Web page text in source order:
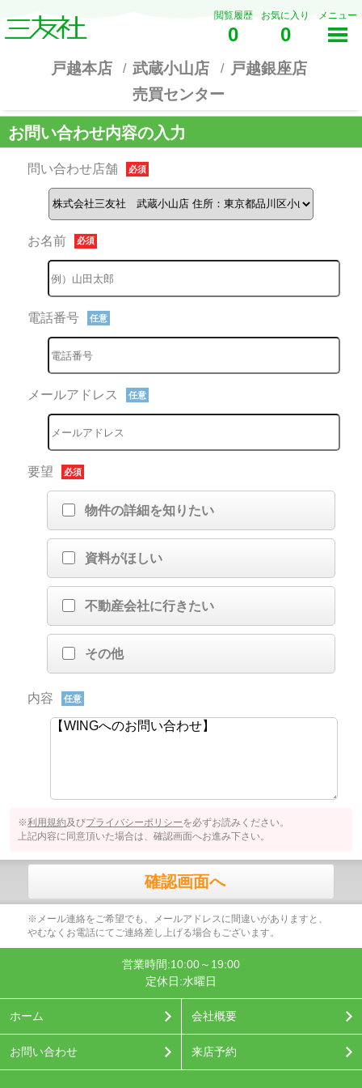
閲覧履歴
0
お気に入り
0
メニュー
戸越本店 武蔵小山店
戸越銀座店
売買センター
お問い合わせ内容の入力
問い合わせ店舗 必須
お名前 必須
電話番号 任意
メールアドレス 任意
要望 必須
物件の詳細を知りたい
資料がほしい
不動産会社に行きたい
その他
内容 任意
※利用規約及びプライバシーポリシーを必ずお読みください。
上記内容に同意頂いた場合は、確認画面へお進み下さい。
確認画面へ
※メール連絡をご希望でも、メールアドレスに間違いがありますと、
やむなくお電話にてご連絡差し上げる場合もございます。
営業時間:10:00～19:00
定休日:水曜日
ホーム 会社概要
お問い合わせ 来店予約